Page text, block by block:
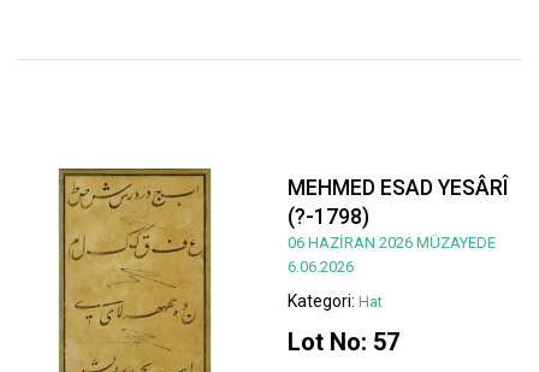
MEHMED ESAD YESÂRÎ
(?-1798)
06 HAZİRAN 2026 MÜZAYEDE
6.06.2026
Kategori: Hat
Lot No: 57